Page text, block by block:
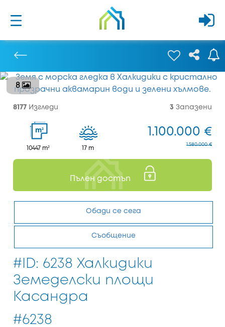
8
8177 Изгледи 3 Запазени
m2
10447 m² 17 m
1.100.000 €
1.580.000 €
Пълен достъп
Обади се сега
Съобщение
#ID: 6238 Халкидики
Земеделски площи
Касандра
#6238